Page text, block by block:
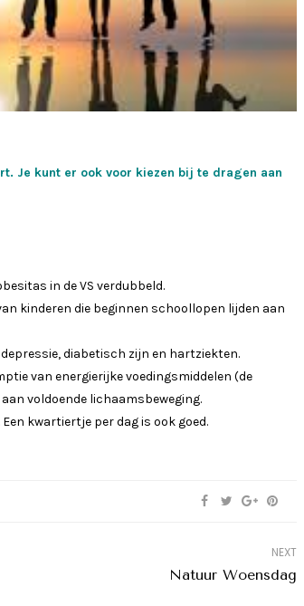
Je kunt er ook voor kiezen bij te dragen aan
in de VS verdubbeld.
kinderen die beginnen schoollopen lijden aan
diabetisch zijn en hartziekten.
van energierijke voedingsmiddelen (de
voldoende lichaamsbeweging.
kwartiertje per dag is ook goed.
NEXT
Natuur Woensdag